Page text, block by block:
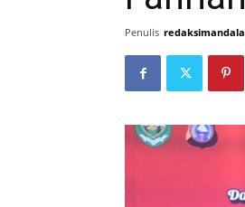
Penulis redaksimandala